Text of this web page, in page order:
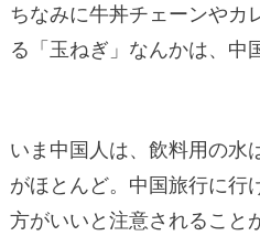
ちなみに牛丼チェーンやカ
る「玉ねぎ」なんかは、中
いま中国人は、飲料用の水
がほとんど。中国旅行に行
方がいいと注意されること